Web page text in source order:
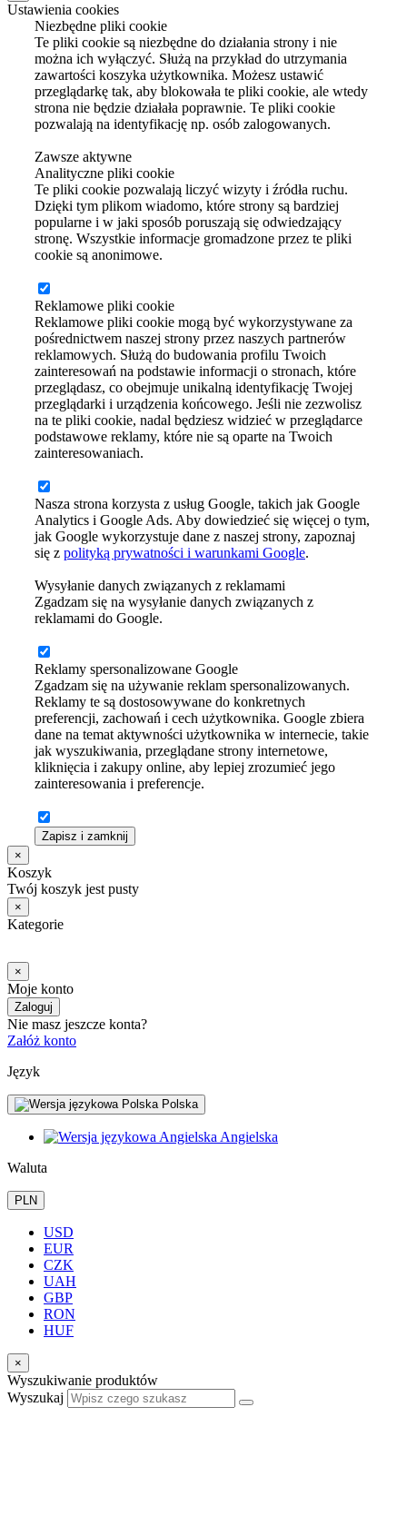
Ustawienia cookies
Niezbędne pliki cookie
Te pliki cookie są niezbędne do działania strony i nie
można ich wyłączyć. Służą na przykład do utrzymania
zawartości koszyka użytkownika. Możesz ustawić
przeglądarkę tak, aby blokowała te pliki cookie, ale wtedy
strona nie będzie działała poprawnie. Te pliki cookie
pozwalają na identyfikację np. osób zalogowanych.
Zawsze aktywne
Analityczne pliki cookie
Te pliki cookie pozwalają liczyć wizyty i źródła ruchu.
Dzięki tym plikom wiadomo, które strony są bardziej
popularne i w jaki sposób poruszają się odwiedzający
stronę. Wszystkie informacje gromadzone przez te pliki
cookie są anonimowe.
Reklamowe pliki cookie
Reklamowe pliki cookie mogą być wykorzystywane za
pośrednictwem naszej strony przez naszych partnerów
reklamowych. Służą do budowania profilu Twoich
zainteresowań na podstawie informacji o stronach, które
przeglądasz, co obejmuje unikalną identyfikację Twojej
przeglądarki i urządzenia końcowego. Jeśli nie zezwolisz
na te pliki cookie, nadal będziesz widzieć w przeglądarce
podstawowe reklamy, które nie są oparte na Twoich
zainteresowaniach.
Nasza strona korzysta z usług Google, takich jak Google
Analytics i Google Ads. Aby dowiedzieć się więcej o tym,
jak Google wykorzystuje dane z naszej strony, zapoznaj
się z polityką prywatności i warunkami Google.
Wysyłanie danych związanych z reklamami
Zgadzam się na wysyłanie danych związanych z
reklamami do Google.
Reklamy spersonalizowane Google
Zgadzam się na używanie reklam spersonalizowanych.
Reklamy te są dostosowywane do konkretnych
preferencji, zachowań i cech użytkownika. Google zbiera
dane na temat aktywności użytkownika w internecie, takie
jak wyszukiwania, przeglądane strony internetowe,
kliknięcia i zakupy online, aby lepiej zrozumieć jego
zainteresowania i preferencje.
Zapisz i zamknij
×
Koszyk
Twój koszyk jest pusty
×
Kategorie
×
Moje konto
Zaloguj
Nie masz jeszcze konta?
Załóż konto
Język
Polska
Angielska
Waluta
PLN
USD
EUR
CZK
UAH
GBP
RON
HUF
×
Wyszukiwanie produktów
Wyszukaj